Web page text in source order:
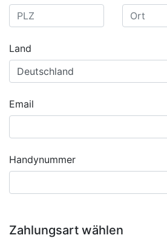
Land
Email
Handynummer
Zahlungsart wählen